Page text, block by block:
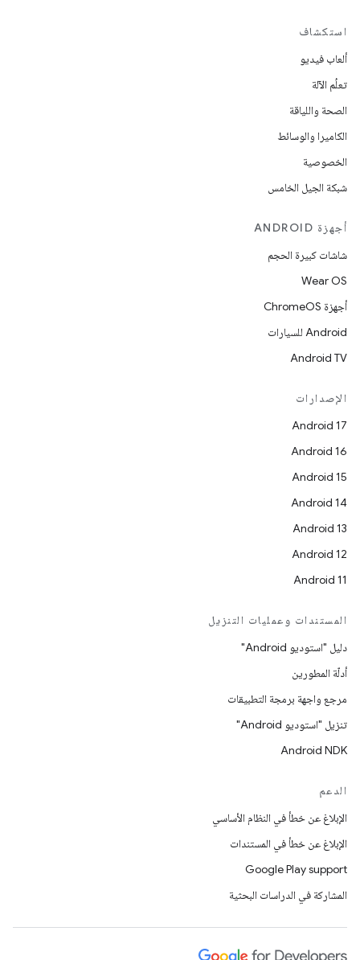
استكشاف
ألعاب فيديو
تعلُم الآلة
الصحة واللياقة
الكاميرا والوسائط
الخصوصية
شبكة الجيل الخامس
أجهزة ANDROID
شاشات كبيرة الحجم
Wear OS
أجهزة ChromeOS
Android للسيارات
Android TV
الإصدارات
Android 17
Android 16
Android 15
Android 14
Android 13
Android 12
Android 11
المستندات وعمليات التنزيل
دليل "استوديو Android"
أدلّة المطورين
مرجع واجهة برمجة التطبيقات
تنزيل "استوديو Android"
Android NDK
الدعم
الإبلاغ عن خطأ في النظام الأساسي
الإبلاغ عن خطأ في المستندات
Google Play support
المشاركة في الدراسات البحثية